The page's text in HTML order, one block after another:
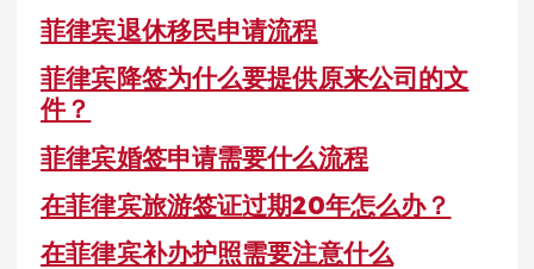
菲律宾退休移民申请流程
菲律宾降签为什么要提供原来公司的文
件？
菲律宾婚签申请需要什么流程
在菲律宾旅游签证过期20年怎么办？
在菲律宾补办护照需要注意什么